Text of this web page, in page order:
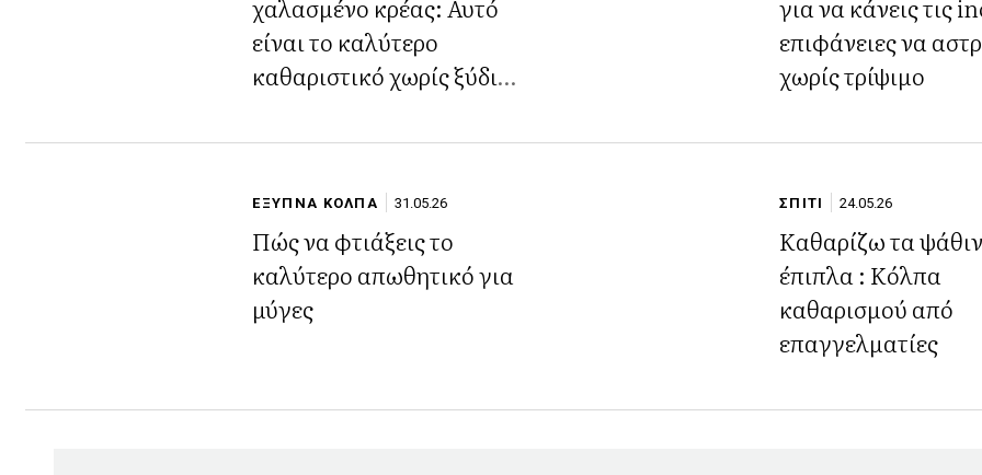
χαλασμένο κρέας: Αυτό
είναι το καλύτερο
καθαριστικό χωρίς ξύδι
για να κάνεις τις
επιφάνειες να
χωρίς τρίψιμο
ΕΞΥΠΝΑ ΚΟΛΠΑ 31.05.26
Πώς να φτιάξεις το
καλύτερο απωθητικό για
μύγες
ΣΠΙΤΙ 24.05.26
Kαθαρίζω τα
έπιπλα : Κόλπα
καθαρισμού από
επαγγελματίες